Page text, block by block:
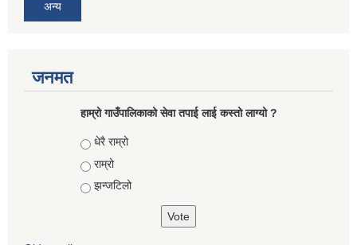
अन्य
जनमत
हाम्रो गाउँपालिकाको सेवा तपाई लाई कस्तो लाग्यो ?
Choices
धेरै राम्रो
राम्रो
झन्जटिलो